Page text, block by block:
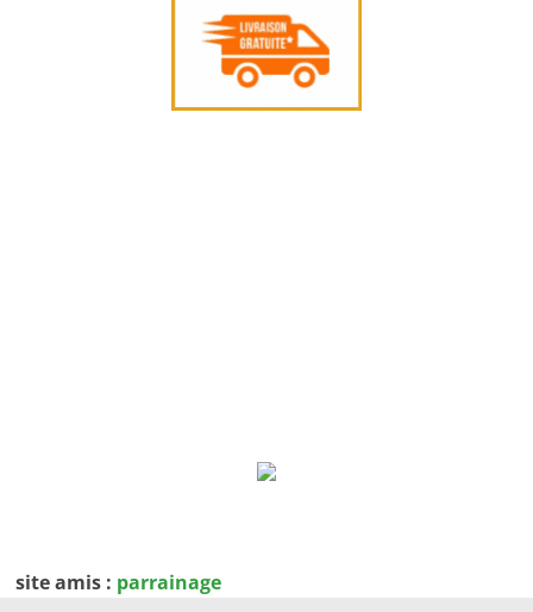
site amis : parrainage